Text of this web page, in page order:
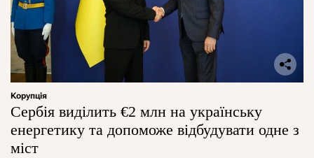
Корупція
Сербія виділить €2 млн на українську
енергетику та допоможе відбудувати одне з
міст